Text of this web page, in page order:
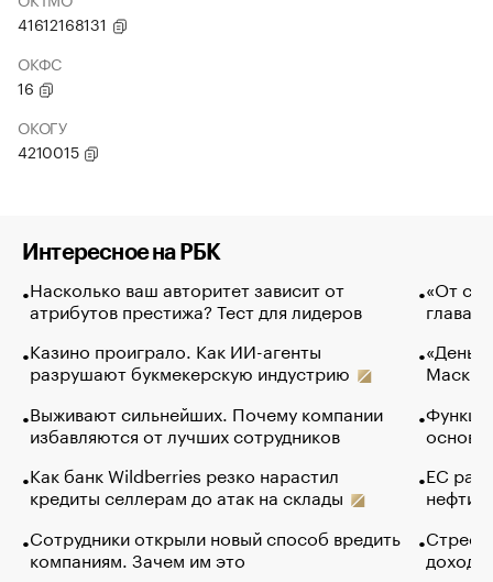
41612168131
ОКФС
16
ОКОГУ
4210015
Интересное на РБК
Насколько ваш авторитет зависит от
атрибутов престижа? Тест для лидеров
Казино проиграло. Как ИИ-агенты
разрушают букмекерскую индустрию
Выживают сильнейших. Почему компании
избавляются от лучших сотрудников
Как банк Wildberries резко нарастил
кредиты селлерам до атак на склады
Сотрудники открыли новый способ вредить
компаниям. Зачем им это
«От
глава
Маск в
основ
ЕС
нефти